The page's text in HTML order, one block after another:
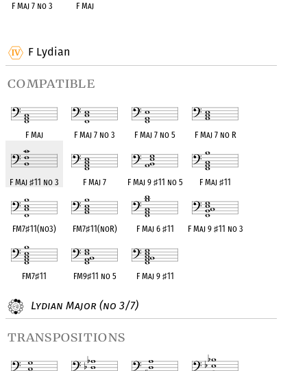
F Lydian
compatible
F Maj F Maj 7 no 3 F Maj 7 no 5 F Maj 7 no R
F Maj♯11 no 3 F Maj 7 F Maj 9 ♯11 no 5 F Maj♯11
FM7♯11(no3) FM7♯11(noR) F Maj 6 ♯11 F Maj 9 ♯11 no 3
FM7♯11 FM9♯11 no 5 F Maj 9 ♯11
Lydian Major (no 3/7)
transpositions
F Maj 7 no 3 F Maj